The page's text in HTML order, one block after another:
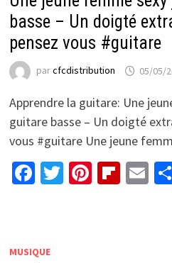
basse – Un doigté
pensez vous #guitare
parcfcdistribution 05/05/
Apprendre la guitare: Une
guitare basse – Un doigté
vous #guitare Une jeune
Facebook
Twitter
MUSIQUE